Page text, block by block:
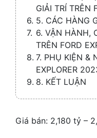
GIẢI TRÍ TRÊN
5. CÁC HÀNG
6. VẬN HÀNH,
TRÊN FORD
7. PHỤ KIỆN &
EXPLORER
8. KẾT LUẬN
Giá bán: 2,180 tỷ –